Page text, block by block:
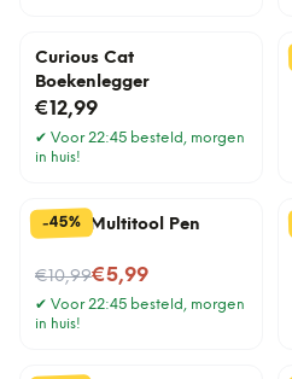
Curious Cat
Boekenlegger
€12,99
✔ Voor 22:45 besteld, morgen
in huis!
-45%
6-In-1 Multitool Pen
€10,99
Nu voor€5,99
✔ Voor 22:45 besteld, morgen
in huis!